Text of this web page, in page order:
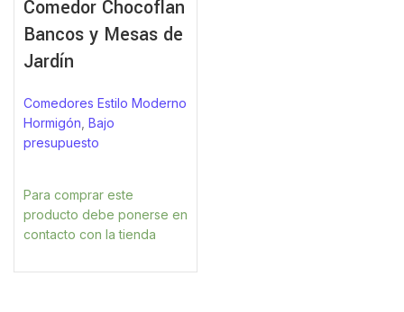
Comedor Chocoflan
Bancos y Mesas de
Jardín
Comedores Estilo Moderno
Hormigón Bajo
presupuesto
Para comprar este
producto debe ponerse en
contacto con la tienda